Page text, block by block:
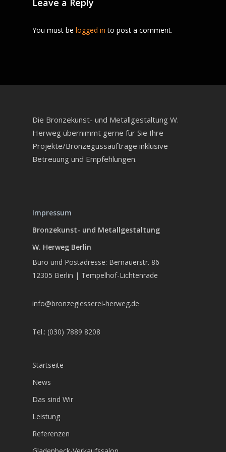
You must be logged in to post a comment.
Die Bronzekunst- und Metallgestaltung W.
Herweg übernimmt gerne für Sie Ihre
Projekte/Bronzegussaufträge inklusive
Betreuung und Empfehlungen.
Impressum
Bronzekunst- und Metallgestaltung
W. Herweg Berlin
Büro und Postadresse: Bernauerstr. 86
12305 Berlin | Tempelhof-Lichtenrade
info@bronzegiesserei-herweg.de
Tel.: (030) 7889 8208
Startseite
News
Das sind Wir
Leistung
Referenzen